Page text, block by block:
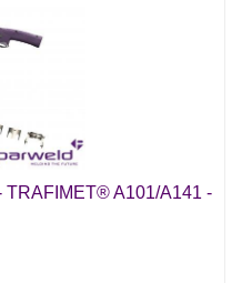
TRAFIMET® A101/A141 -